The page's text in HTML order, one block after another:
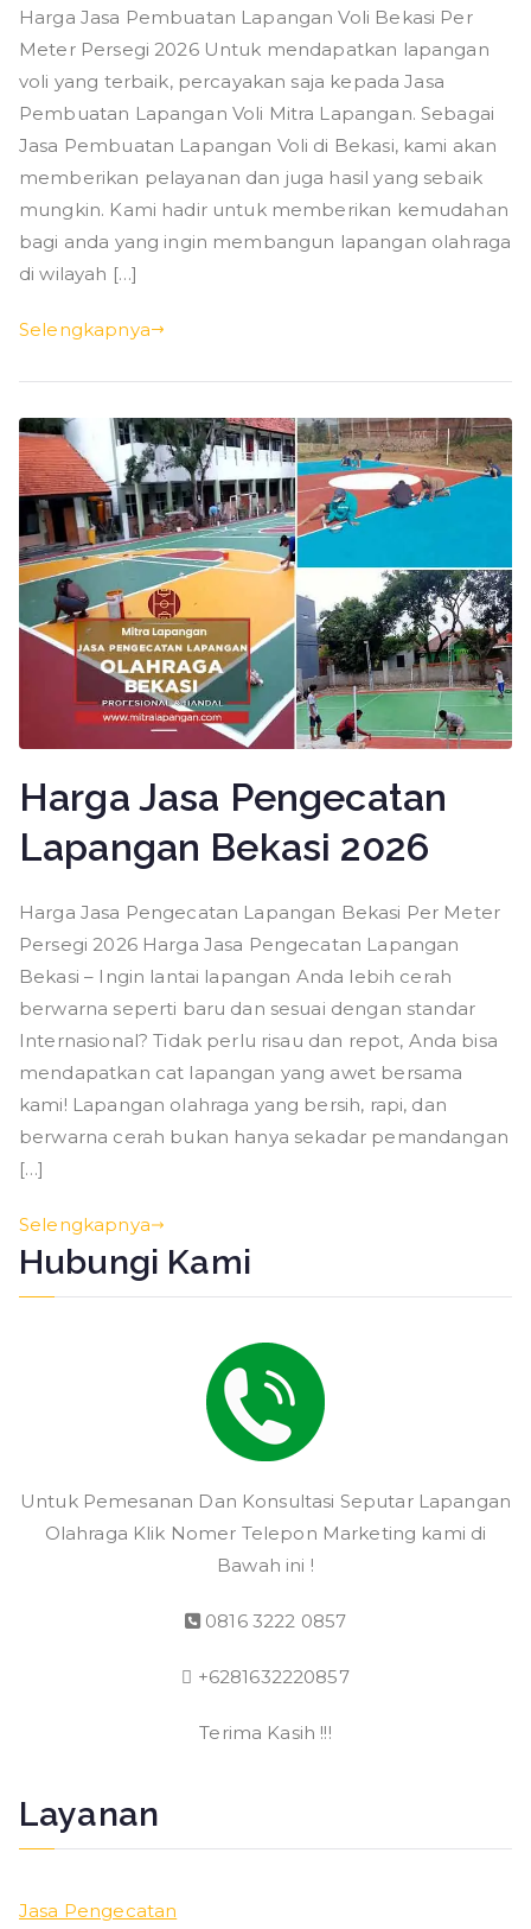
Harga Jasa Pembuatan Lapangan Voli Bekasi Per
Meter Persegi 2026 Untuk mendapatkan lapangan
voli yang terbaik, percayakan saja kepada Jasa
Pembuatan Lapangan Voli Mitra Lapangan. Sebagai
Jasa Pembuatan Lapangan Voli di Bekasi, kami akan
memberikan pelayanan dan juga hasil yang sebaik
mungkin. Kami hadir untuk memberikan kemudahan
bagi anda yang ingin membangun lapangan olahraga
di wilayah […]
Selengkapnya
Harga Jasa Pengecatan
Lapangan Bekasi 2026
Harga Jasa Pengecatan Lapangan Bekasi Per Meter
Persegi 2026 Harga Jasa Pengecatan Lapangan
Bekasi – Ingin lantai lapangan Anda lebih cerah
berwarna seperti baru dan sesuai dengan standar
Internasional? Tidak perlu risau dan repot, Anda bisa
mendapatkan cat lapangan yang awet bersama
kami! Lapangan olahraga yang bersih, rapi, dan
berwarna cerah bukan hanya sekadar pemandangan
[…]
Selengkapnya
Hubungi Kami
Untuk Pemesanan Dan Konsultasi Seputar Lapangan
Olahraga Klik Nomer Telepon Marketing kami di
Bawah ini !
0816 3222 0857
+6281632220857
Terima Kasih !!!
Layanan
Jasa Pengecatan